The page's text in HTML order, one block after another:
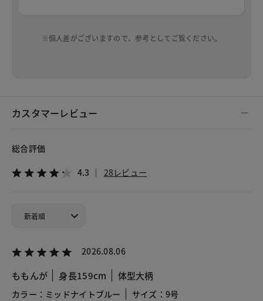
※個人差がございますので、参考としてご覧ください。
カスタマーレビュー
総合評価
4.3 28レビュー
2026.08.06
ももんが 身長159cm 体型大柄
カラー：ミッドナイトブルー
サイズ：9号